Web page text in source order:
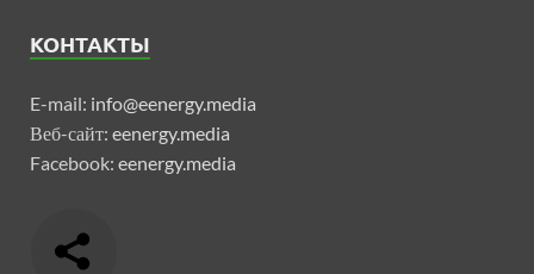
КОНТАКТЫ
E-mail: info@eenergy.media
Веб-сайт: eenergy.media
Facebook: eenergy.media